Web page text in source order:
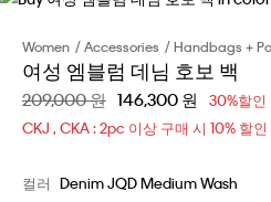
Women Accessories Handbags +
여성 엠블럼 데님 호보 백
할인 전 가격
209,000 원 할인된 가격
146,300 원
30%할인
CKJ , CKA : 2pc 이상 구매 시 10% 할인
컬러 Denim JQD Medium Wash